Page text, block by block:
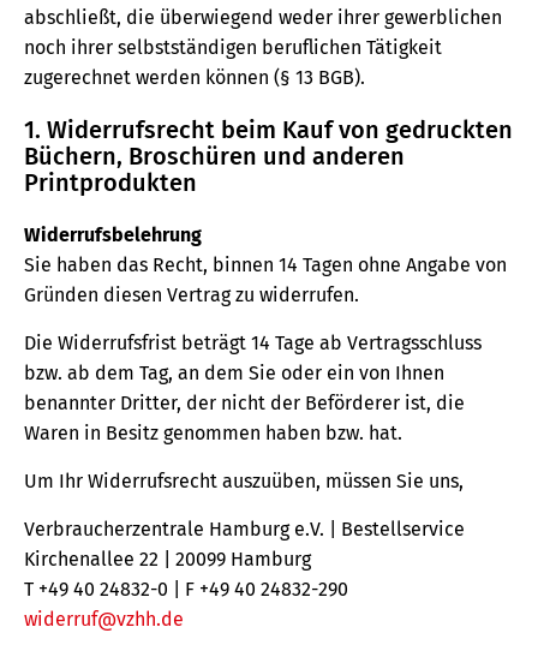
abschließt, die überwiegend weder ihrer gewerblichen
noch ihrer selbstständigen beruflichen Tätigkeit
zugerechnet werden können (§ 13 BGB).
1. Widerrufsrecht beim Kauf von gedruckten
Büchern, Broschüren und anderen
Printprodukten
Widerrufsbelehrung
Sie haben das Recht, binnen 14 Tagen ohne Angabe von
Gründen diesen Vertrag zu widerrufen.
Die Widerrufsfrist beträgt 14 Tage ab Vertragsschluss
bzw. ab dem Tag, an dem Sie oder ein von Ihnen
benannter Dritter, der nicht der Beförderer ist, die
Waren in Besitz genommen haben bzw. hat.
Um Ihr Widerrufsrecht auszuüben, müssen Sie uns,
Verbraucherzentrale Hamburg e.V. | Bestellservice
Kirchenallee 22 | 20099 Hamburg
T +49 40 24832-0 | F +49 40 24832-290
widerruf@vzhh.de